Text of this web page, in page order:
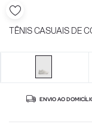
TÊNIS CASUAIS DE
ENVIO AO